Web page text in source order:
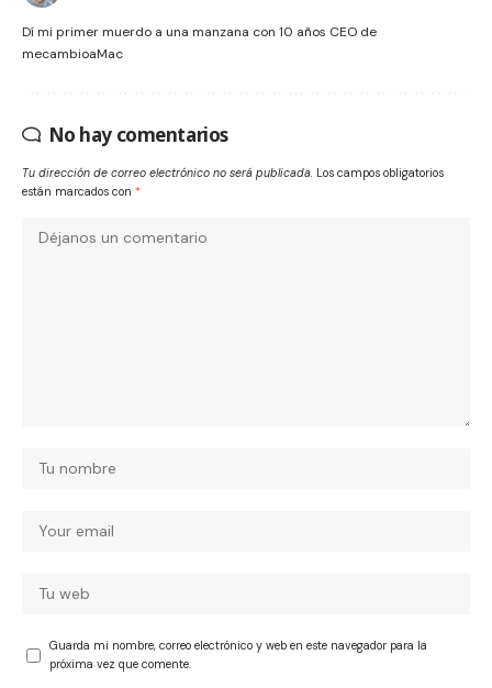
Dí mi primer muerdo a una manzana con 10 años CEO de
mecambioaMac
No hay comentarios
Tu dirección de correo electrónico no será publicada. Los campos obligatorios
están marcados con *
Guarda mi nombre, correo electrónico y web en este navegador para la
próxima vez que comente.